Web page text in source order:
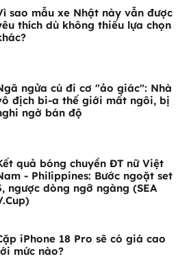
sao mẫu xe Nhật này vẫn được
thích dù không thiếu lựa chọn
ngửa cú đi cơ "ảo giác": Nhà
địch bi-a thế giới mất ngôi, bị
ngờ bán độ
quả bóng chuyền ĐT nữ Việt
- Philippines: Bước ngoặt set
ngược dòng ngỡ ngàng (SEA
iPhone 18 Pro sẽ có giá cao
mức nào?